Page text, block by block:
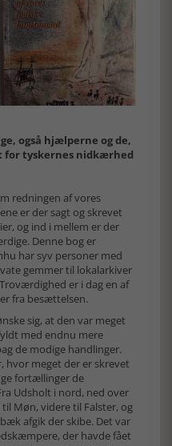
også hjælperne og de,
for tyskernes nidkærhed
redningen af vores
er der sagt og skrevet
og ind i mellem er der
Denne bog er
har syv personer med
gemmer til lokalarkiver
er i dag en af
fra besættelsen.
sig, at den var meget
med endnu mere
de modige handlinger.
hvor meget der er skrevet
fortællinger de
Udsholt i nord, ned over
Møn, videre til Falster, og
afgik der skibe. Det var
der havde fået